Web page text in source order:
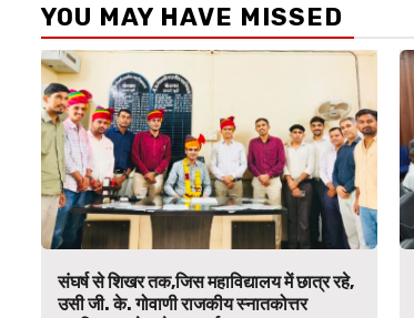
YOU MAY HAVE MISSED
संघर्ष से शिखर तक,जिस महाविद्यालय में छात्र रहे,
उसी जी. के. गोवाणी राजकीय स्नातकोत्तर